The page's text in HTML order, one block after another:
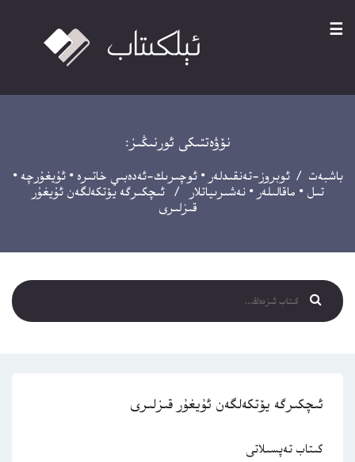
☰
نۆۋەتتىكى ئورنىڭىز:
باشبەت /ئوبروز-تەنقىدلەر •ئوچىرىك-ئەدەبىي خاتىرە •ئۇيغۇرچە •
تىل • ماقالىلەر •نەشىرىياتلار
/ ئىچكىرگە يۆتكەلگەن ئۇيغۇر
قىزلىرى
ئىچكىرگە يۆتكەلگەن ئۇيغۇر قىزلىرى
كىتاب تەپسىلاتى